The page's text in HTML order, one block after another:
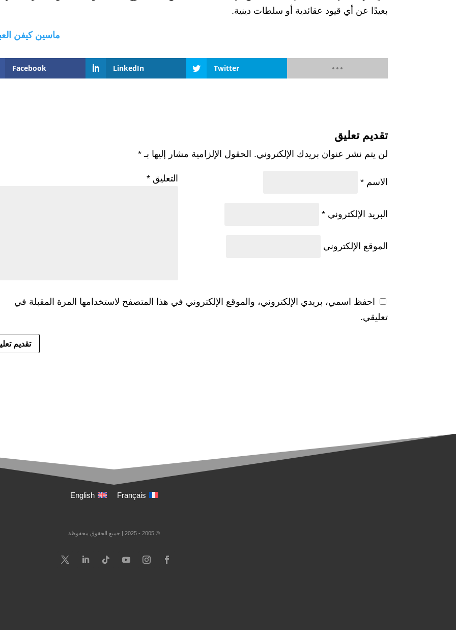
بعيدًا عن أي قيود عقائدية أو سلطات دينية.
ماسين كيفن
Facebook LinkedIn Twitter
تقديم تعليق
لن يتم نشر عنوان بريدك الإلكتروني. الحقول الإلزامية مشار إليها بـ*
التعليق* الاسم*
البريد الإلكتروني*
الموقع الإلكتروني
احفظ اسمي، بريدي الإلكتروني، والموقع الإلكتروني في هذا المتصفح لاستخدامها المرة المقبلة في
تعليقي.
Français
English
© 2005 - 2025 | جميع الحقوق محفوظة